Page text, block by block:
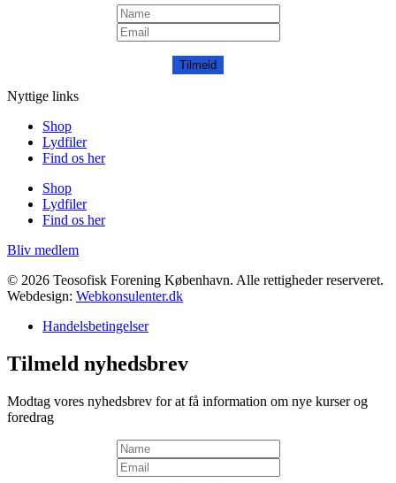
Tilmeld
Nyttige links
Shop
Lydfiler
Find os her
Shop
Lydfiler
Find os her
Bliv medlem
© 2026 Teosofisk Forening København. Alle rettigheder reserveret.
Webdesign: Webkonsulenter.dk
Handelsbetingelser
Tilmeld nyhedsbrev
Modtag vores nyhedsbrev for at få information om nye kurser og
foredrag